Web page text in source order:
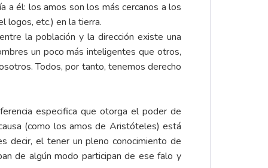
a él: los amos son los más cercanos a los
logos, etc.) en la tierra.
la población y la dirección existe una
un poco más inteligentes que otros,
Todos, por tanto, tenemos derecho
especifica que otorga el poder de
(como los amos de Aristóteles) está
decir, el tener un pleno conocimiento de
de algún modo participan de ese falo y